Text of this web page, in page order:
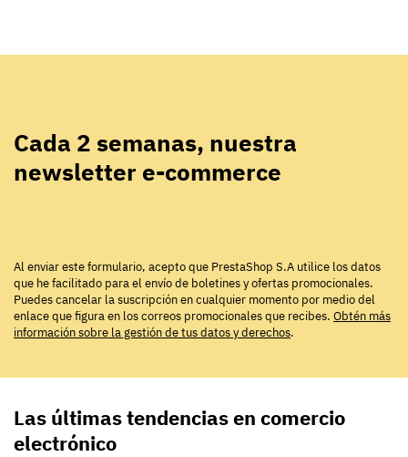
Cada 2 semanas, nuestra
newsletter e-commerce
Al enviar este formulario, acepto que PrestaShop S.A utilice los datos
que he facilitado para el envío de boletines y ofertas promocionales.
Puedes cancelar la suscripción en cualquier momento por medio del
enlace que figura en los correos promocionales que recibes. Obtén más
información sobre la gestión de tus datos y derechos.
Las últimas tendencias en comercio
electrónico